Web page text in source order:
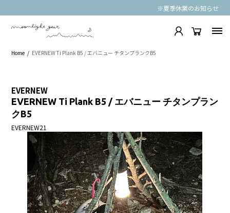
※夏季休業のお知らせ
Home EVERNEW Ti Plank B5 / エバニュー チタンプランクB5
EVERNEW
EVERNEW Ti Plank B5 / エバニュー チタンプラン
クB5
EVERNEW21